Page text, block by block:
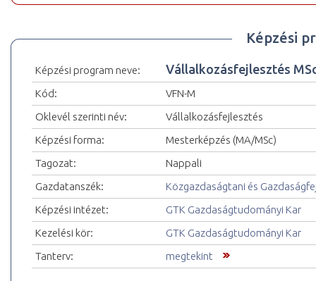
Képzési
Képzési program neve: Vállalkozásfejlesztés
Kód:
VFN-M
Oklevél szerinti név:
Vállalkozásfejlesztés
Képzési forma:
Mesterképzés (MA/MSc)
Tagozat:
Nappali
Gazdatanszék:
Közgazdaságtani és
Képzési intézet:
GTK Gazdaságtudományi Kar
Kezelési kör:
GTK Gazdaságtudományi Kar
Tanterv:
megtekint